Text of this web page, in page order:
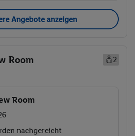
Angebote anzeigen
Room
2
Room
nachgereicht